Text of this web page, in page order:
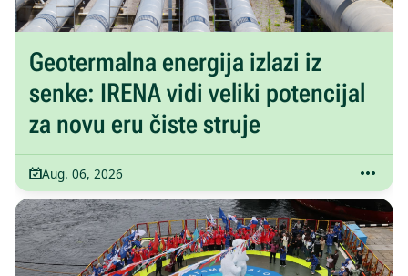
Geotermalna energija izlazi iz
senke: IRENA vidi veliki potencijal
za novu eru čiste struje
Aug. 06, 2026